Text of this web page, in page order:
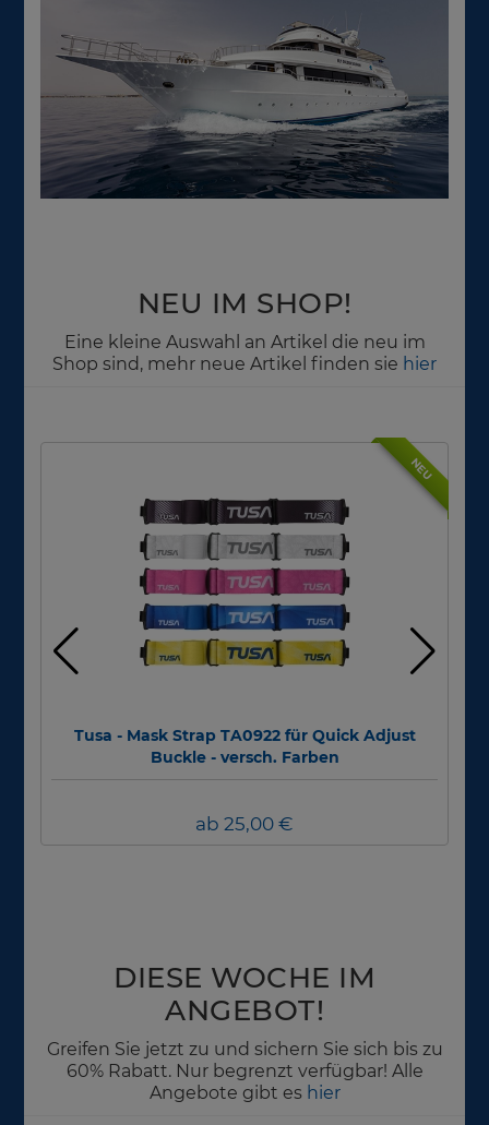
NEU IM SHOP!
Eine kleine Auswahl an Artikel die neu im
Shop sind, mehr neue Artikel finden sie hier
NEU
Tusa - Mask Strap TA0922 für Quick Adjust
Buckle - versch. Farben
ab 25,00 €
DIESE WOCHE IM
ANGEBOT!
Greifen Sie jetzt zu und sichern Sie sich bis zu
60% Rabatt. Nur begrenzt verfügbar! Alle
Angebote gibt es hier